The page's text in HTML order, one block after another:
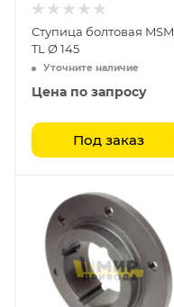
Ступица болтовая MSM.
TL Ø 145
Уточните наличие
Цена по запросу
Под заказ